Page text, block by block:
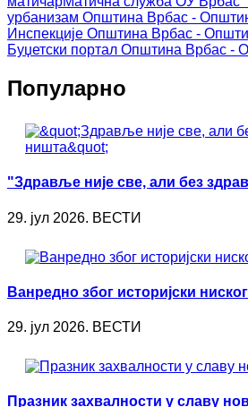
урбанизам Општина Врбас -
Инспекције Општина Врбас -
Буџетски портал Општина Врбас -
Популарно
"Здравље није све, али без
29. јул 2026. ВЕСТИ
Ванредно због историјски
29. јул 2026. ВЕСТИ
Празник захвалности у славу